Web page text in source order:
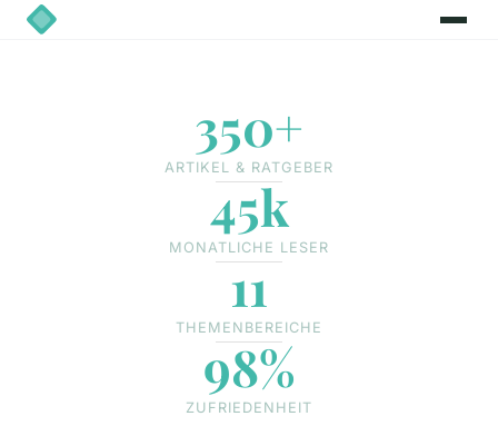
350+
ARTIKEL & RATGEBER
45k
MONATLICHE LESER
11
THEMENBEREICHE
98%
ZUFRIEDENHEIT